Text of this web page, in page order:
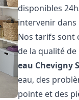
disponibles
intervenir
Nos tarifs sont
de la qualité
eau Chevigny
eau, des
pointe et des